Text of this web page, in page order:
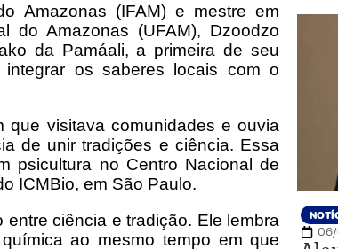
Amazonas (IFAM) e mestre em
do Amazonas (UFAM), Dzoodzo
da Pamáali, a primeira de seu
os saberes locais com o
que visitava comunidades e ouvia
de unir tradições e ciência. Essa
psicultura no Centro Nacional de
ICMBio, em São Paulo.
ciência e tradição. Ele lembra
ao mesmo tempo em que